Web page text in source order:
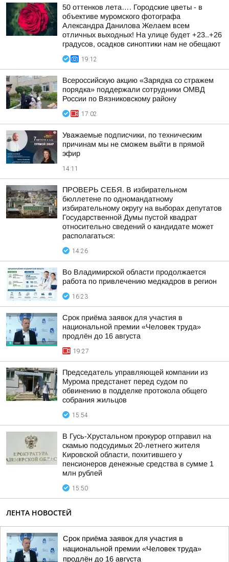
50 оттенков лета…. Городские цветы - в
объективе муромского фотографа
Александра Данилова Желаем всем
отличных выходных! На улице будет +23..+26
градусов, осадков синоптики нам не обещают
19:12
Всероссийскую акцию «Зарядка со стражем
порядка» поддержали сотрудники ОМВД
России по Вязниковскому району
17:02
Уважаемые подписчики, по техническим
причинам мы не сможем выйти в прямой
эфир
14:11
ПРОВЕРЬ СЕБЯ. В избирательном
бюллетене по одномандатному
избирательному округу на выборах депутатов
Государственной Думы пустой квадрат
относительно сведений о кандидате может
располагаться:
14:26
Во Владимирской области продолжается
работа по привлечению медкадров в регион
16:23
Срок приёма заявок для участия в
национальной премии «Человек труда»
продлён до 16 августа
19:27
Председатель управляющей компании из
Мурома предстанет перед судом по
обвинению в подделке протокола общего
собрания жильцов
15:54
В Гусь-Хрустальном прокурор отправил на
скамью подсудимых 20-летнего жителя
Кировской области, похитившего у
пенсионеров денежные средства в сумме 1
млн рублей
15:50
ЛЕНТА НОВОСТЕЙ
Срок приёма заявок для участия в
национальной премии «Человек труда»
продлён до 16 августа